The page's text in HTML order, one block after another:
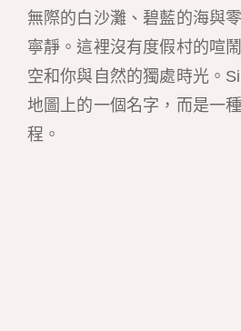
無際的白沙灘、碧藍的海與
寧靜。這裡沒有度假村的喧
空和你與自然的獨處時光。
地圖上的一個名字，而是一
程。